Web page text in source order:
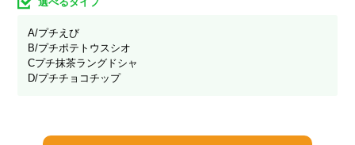
A/プチえび
B/プチポテトウスシオ
Cプチ抹茶ラングドシャ
D/プチチョコチップ